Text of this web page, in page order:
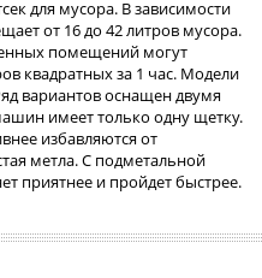
для мусора. В зависимости
от 16 до 42 литров мусора.
помещений могут
квадратных за 1 час. Модели
вариантов оснащен двумя
имеет только одну щетку.
избавляются от
метла. С подметальной
приятнее и пройдет быстрее.